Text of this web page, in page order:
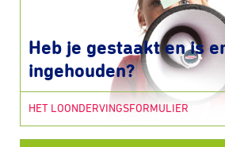
Heb je gestaakt en is
ingehouden?
HET LOONDERVINGSFORMULIER